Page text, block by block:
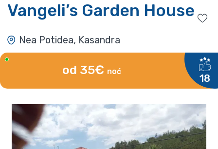
Vangeli’s Garden House
Nea Potidea, Kasandra
18
od 35€ noć